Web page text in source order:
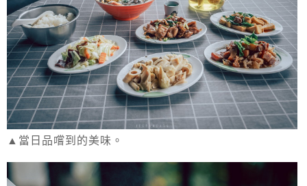
▲當日品嚐到的美味。